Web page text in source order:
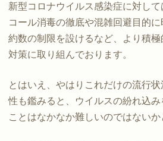
新型コロナウイルス感染症に対し
コール消毒の徹底や混雑回避目的
約数の制限を設けるなど、より積
対策に取り組んでおります。
とはいえ、やはりこれだけの流行
性も鑑みると、ウイルスの紛れ込み
ことはなかなか難しいのではないか